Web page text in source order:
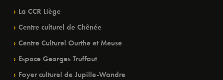
La CCR Liège
Centre culturel de Chênée
Centre Culturel Ourthe et Meuse
Espace Georges Truffaut
Foyer culturel de Jupille-Wandre